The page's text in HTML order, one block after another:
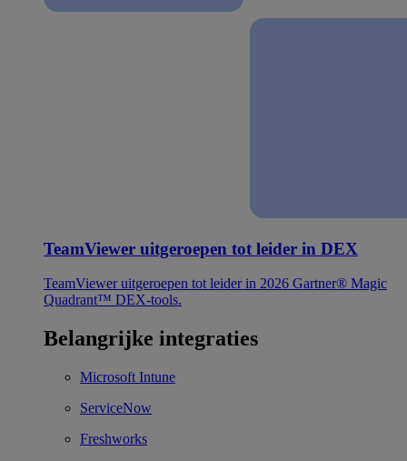
TeamViewer uitgeroepen tot leider in DEX
TeamViewer uitgeroepen tot leider in 2026 Gartner® Magic
Quadrant™ DEX-tools.
Belangrijke integraties
Microsoft Intune
ServiceNow
Freshworks